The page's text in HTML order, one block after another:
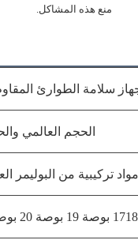
منع هذه المشاكل.
سلامة الطوارئ
الحجم العالمي
مواد تركيبية من البوليمر
18 بوصة 19 بوصة 20 بوصة 21 بوصة 22 بوصة 22.5 بوصة